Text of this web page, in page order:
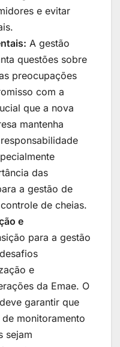
e evitar
A gestão
questões sobre
preocupações
com a
que a nova
mantenha
das
a gestão de
de cheias.
e
para a gestão
e
da Emae. O
garantir que
monitoramento
sejam